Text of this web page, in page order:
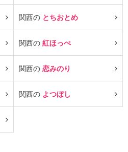
関西の とちおとめ
関西の 紅ほっぺ
関西の 恋みのり
関西の よつぼし